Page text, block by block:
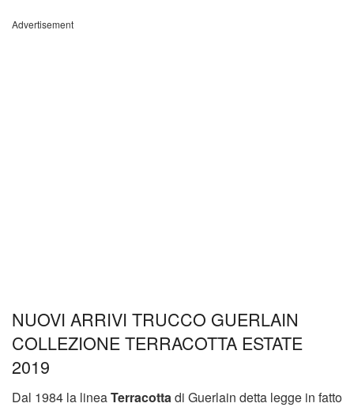
Advertisement
NUOVI ARRIVI TRUCCO GUERLAIN
COLLEZIONE TERRACOTTA ESTATE
2019
Dal 1984 la lineaTerracottadi Guerlain detta legge in fatto